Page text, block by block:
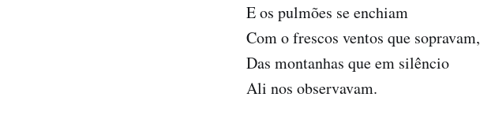
E os pulmões se enchiam
Com o frescos ventos que sopravam,
Das montanhas que em silêncio
Ali nos observavam.